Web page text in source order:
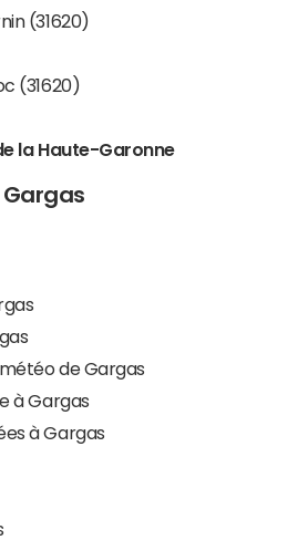
(31620)
(31620)
la Haute-Garonne
Gargas
de Gargas
à Gargas
à Gargas